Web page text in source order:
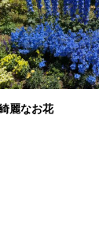
麗なお花